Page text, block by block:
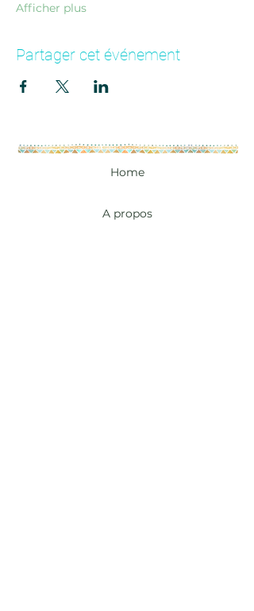
Afficher plus
Partager cet événement
Home
A propos